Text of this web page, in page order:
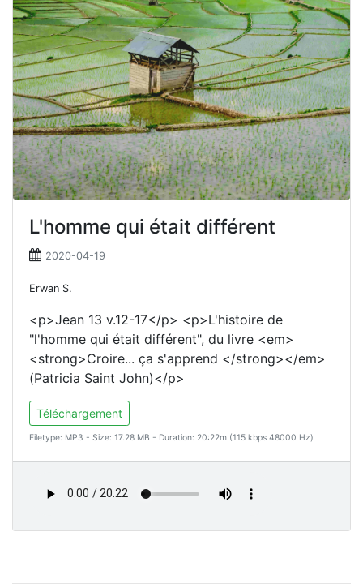
L'homme qui était différent
2020-04-19
Erwan S.
<p>Jean 13 v.12-17</p> <p>L'histoire de
"l'homme qui était différent", du livre <em>
<strong>Croire... ça s'apprend </strong></em>
(Patricia Saint John)</p>
Téléchargement
Filetype: MP3 - Size: 17.28 MB - Duration: 20:22m (115 kbps 48000 Hz)